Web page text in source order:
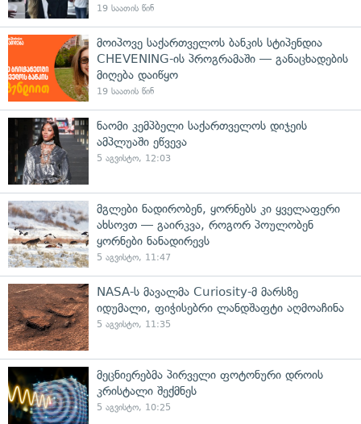
19 საათის წინ
მოიპოვე საქართველოს ბანკის სტიპენდია
CHEVENING-ის პროგრამაში — განაცხადების
მიღება დაიწყო
19 საათის წინ
ნაომი კემპბელი საქართველოს დიჯეის
ამპლუაში ეწვევა
5 აგვისტო, 12:03
მგლები ნადირობენ, ყორნებს კი ყველაფერი
ახსოვთ — გაირკვა, როგორ პოულობენ
ყორნები ნანადირევს
5 აგვისტო, 11:47
NASA-ს მავალმა Curiosity-მ მარსზე
იდუმალი, ფიჭისებრი ლანდშაფტი აღმოაჩინა
5 აგვისტო, 11:35
მეცნიერებმა პირველი ფოტონური დროის
კრისტალი შექმნეს
5 აგვისტო, 10:25